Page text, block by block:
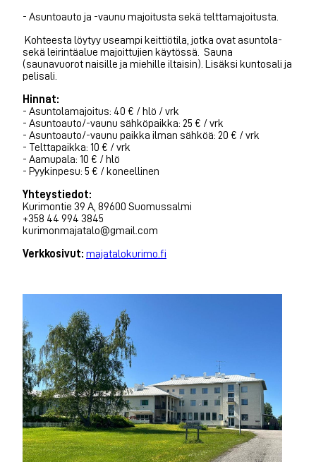
- Asuntoauto ja -vaunu majoitusta sekä telttamajoitusta.
Kohteesta löytyy useampi keittiötila, jotka ovat asuntola-
sekä leirintäalue majoittujien käytössä. Sauna
(saunavuorot naisille ja miehille iltaisin). Lisäksi kuntosali ja
pelisali.
Hinnat:
- Asuntolamajoitus: 40 € / hlö / vrk
- Asuntoauto/-vaunu sähköpaikka: 25 € / vrk
- Asuntoauto/-vaunu paikka ilman sähköä: 20 € / vrk
- Telttapaikka: 10 € / vrk
- Aamupala: 10 € / hlö
- Pyykinpesu: 5 € / koneellinen
Yhteystiedot:
Kurimontie 39 A, 89600 Suomussalmi
+358 44 994 3845
kurimonmajatalo@gmail.com
Verkkosivut: majatalokurimo.fi